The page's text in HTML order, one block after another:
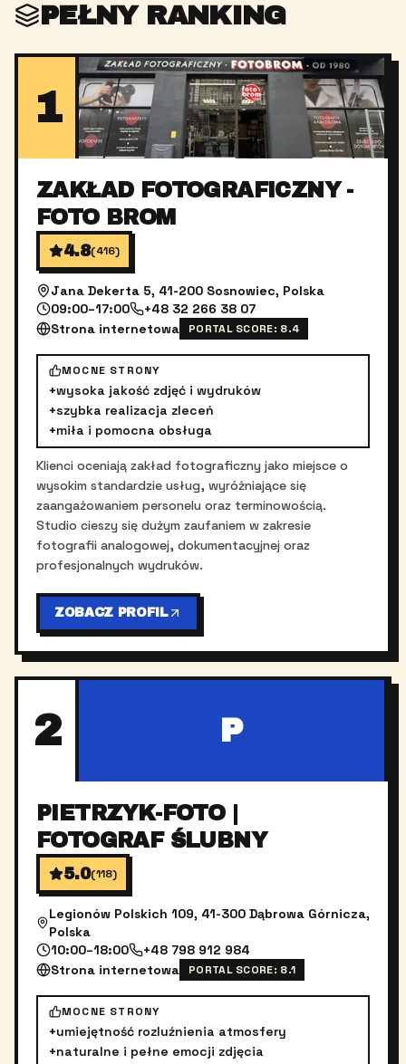
PEŁNY RANKING
1
ZAKŁAD FOTOGRAFICZNY -
FOTO BROM
4.8(416)
Jana Dekerta 5, 41-200 Sosnowiec, Polska
09:00–17:00
+48 32 266 38 07
Strona internetowa
PORTAL SCORE: 8.4
MOCNE STRONY
+wysoka jakość zdjęć i wydruków
+szybka realizacja zleceń
+miła i pomocna obsługa
Klienci oceniają zakład fotograficzny jako miejsce o
wysokim standardzie usług, wyróżniające się
zaangażowaniem personelu oraz terminowością.
Studio cieszy się dużym zaufaniem w zakresie
fotografii analogowej, dokumentacyjnej oraz
profesjonalnych wydruków.
ZOBACZ PROFIL
2 P
PIETRZYK-FOTO |
FOTOGRAF ŚLUBNY
5.0(118)
Legionów Polskich 109, 41-300 Dąbrowa Górnicza,
Polska
10:00–18:00
+48 798 912 984
Strona internetowa
PORTAL SCORE: 8.1
MOCNE STRONY
+umiejętność rozluźnienia atmosfery
+naturalne i pełne emocji zdjęcia